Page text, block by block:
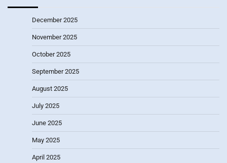
December 2025
November 2025
October 2025
September 2025
August 2025
July 2025
June 2025
May 2025
April 2025